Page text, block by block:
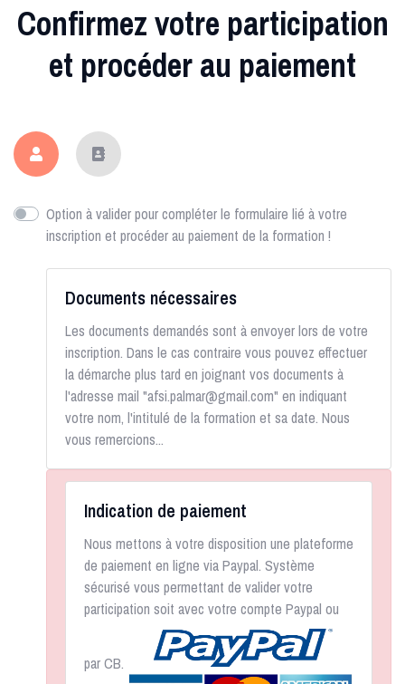
Confirmez votre participation
et procéder au paiement
Option à valider pour compléter le formulaire lié à votre
inscription et procéder au paiement de la formation !
Documents nécessaires
Les documents demandés sont à envoyer lors de votre
inscription. Dans le cas contraire vous pouvez effectuer
la démarche plus tard en joignant vos documents à
l'adresse mail "afsi.palmar@gmail.com" en indiquant
votre nom, l'intitulé de la formation et sa date. Nous
vous remercions...
Indication de paiement
Nous mettons à votre disposition une plateforme
de paiement en ligne via Paypal. Système
sécurisé vous permettant de valider votre
participation soit avec votre compte Paypal ou
par CB.